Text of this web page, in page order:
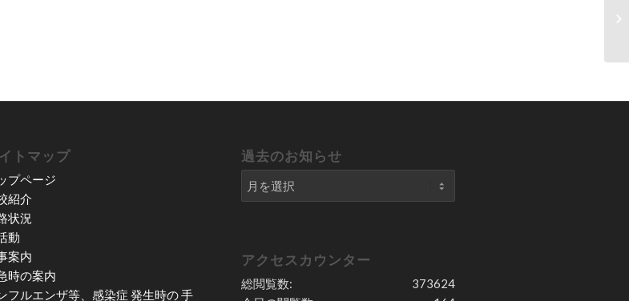
トマップ
プページ
紹介
状況
動
案内
時の案内
フルエンザ等、感染症 発生時の 手
過去のお知らせ
アクセスカウンター
373624
総閲覧数: